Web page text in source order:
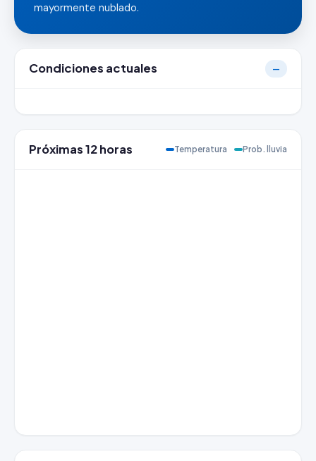
mayormente nublado.
Condiciones actuales —
Próximas 12 horas Temperatura Prob. lluvia